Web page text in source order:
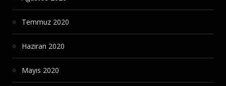
Temmuz 2020
Haziran 2020
Mayıs 2020